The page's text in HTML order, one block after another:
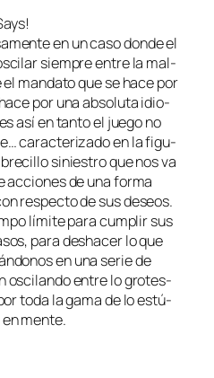
en un ca­so don­de el
siem­pre en­tre la mal­
man­da­to que se ha­ce por
por una ab­so­lu­ta idio­
así en tan­to el jue­go no
ca­rac­te­ri­za­do en la fi­gu­
si­nies­tro que nos va
ac­cio­nes de una for­ma
res­pec­to de sus de­seos.
lí­mi­te pa­ra cum­plir sus
pa­ra des­ha­cer lo que
en una se­rie de
os­ci­lan­do en­tre lo gro­tes­
to­da la ga­ma de lo es­tú­
mente.